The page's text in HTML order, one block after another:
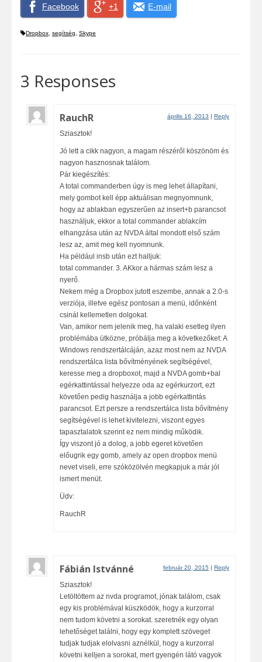
Facebook +1 E-mail
Dropbox segítség Skype
3 Responses
RauchR április 16, 2013 | Reply
Sziasztok!
Jó lett a cikk nagyon, a magam részéről köszönöm és
nagyon hasznosnak találom.
Pár kiegészítés:
A total commanderben úgy is meg lehet állapítani,
mely gombot kell épp aktuálisan megnyomnunk,
hogy az ablakban egyszerűen az insert+b parancsot
használjuk, ekkor a total commander ablakcím
elhangzása után az NVDA által mondott első szám
lesz az, amit meg kell nyomnunk.
Ha például insb után ezt halljuk:
total commander. 3. AKkor a hármas szám lesz a
nyerő.
Nekem még a Dropbox jutott eszembe, annak a 2.0-s
verziója, illetve egész pontosan a menü, időnként
csinál kellemetlen dolgokat.
Van, amikor nem jelenik meg, ha valaki esetleg ilyen
problémába ütközne, próbálja meg a következőket: A
Windows rendszertálcáján, azaz most nem az NVDA
rendszertálca lista bővítményének segítségével,
keresse meg a dropboxot, majd a NVDA gomb+bal
egérkattintással helyezze oda az egérkurzort, ezt
követően pedig használja a jobb egérkattintás
parancsot. Ezt persze a rendszertálca lista bővítmény
segítségével is lehet kivitelezni, viszont egyes
tapasztalatok szerint ez nem mindig működik.
Így viszont jó a dolog, a jobb egeret követően
előugrik egy gomb, amely az open dropbox menü
nevet viseli, erre szóközölvén megkapjuk a már jól
ismert menüt.
Üdv:
RauchR
Fábián Istvánné február 20, 2015 | Reply
Sziasztok!
Letöltöttem az nvda programot, jónak találom, csak
egy kis problémával küszködök, hogy a kurzorral
nem tudom követni a sorokat. szeretnék egy olyan
lehetőséget találni, hogy egy komplett szöveget
tudjak tudjak elolvasni aznélkül, hogy a kurzorral
követni kelljen a sorokat, mert gyengén látó vagyok